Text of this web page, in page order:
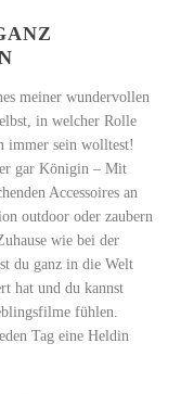
meiner wundervollen
in welcher Rolle
immer sein wolltest!
gar Königin – Mit
Accessoires an
outdoor oder zaubern
wie bei der
du ganz in die Welt
hat und du kannst
fühlen.
Tag eine Heldin